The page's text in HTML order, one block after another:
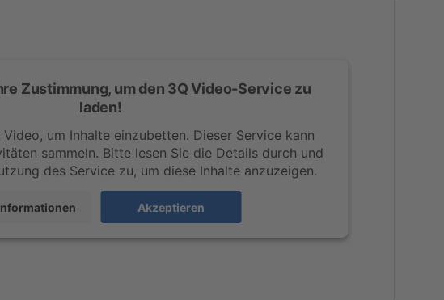
Zustimmung, um den 3Q Video-Service zu
laden!
um Inhalte einzubetten. Dieser Service kann
sammeln. Bitte lesen Sie die Details durch und
des Service zu, um diese Inhalte anzuzeigen.
Akzeptieren